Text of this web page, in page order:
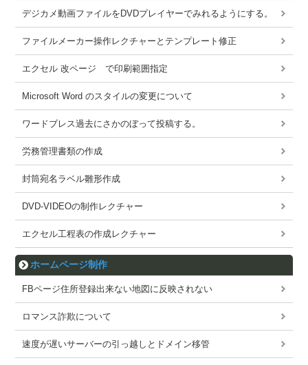
デジカメ動画ファイルをDVDプレイヤーでみれるようにする。
ファイルメーカー操作レクチャーとテンプレート修正
エクセル 改ページ で印刷範囲指定
Microsoft Word のスタイルの変更について
ワードブレス過去にさかのぼって投稿する。
労務管理書類の作成
封筒宛名ラベル雛形作成
DVD-VIDEOの制作レクチャー
エクセル工程表の作成レクチャー
ホームページ制作
FBページ住所登録出来ない地図に反映されない
ロマンス詐欺について
速度が遅いサーバーの引っ越しとドメイン移管